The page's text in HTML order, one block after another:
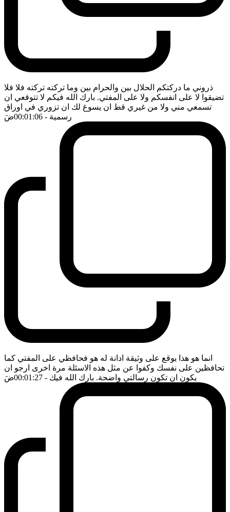
ذروني ما دركتكم الحلال بين والحرام بين وما تركته تركته فلا فلا
تضيقوا لا على انفسكم ولا على المفتي. بارك الله فيكم لا تتوقعي ان
تسمعي مني ولا من غيري قط ان يسوغ لك ان تزوري في اوراق
رسمية - 00:01:06 ضَ
انما هو هذا يوقع على وثيقة ادانة له هو فحافظي على المفتي كما
تحافظين على نفسك وكفوا عن مثل هذه الاسئلة مرة اخرى ارجو ان
يكون ان تكون رسالتي واضحة. بارك الله فيك - 00:01:27 ضَ